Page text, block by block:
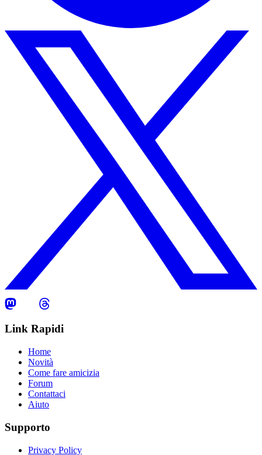
Link Rapidi
Home
Novità
Come fare amicizia
Forum
Contattaci
Aiuto
Supporto
Privacy Policy